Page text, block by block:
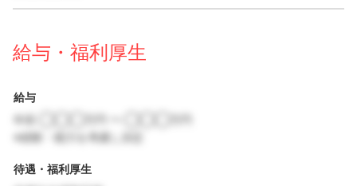
給与・福利厚生
給与
※経験・能力を考慮し決定
待遇・福利厚生